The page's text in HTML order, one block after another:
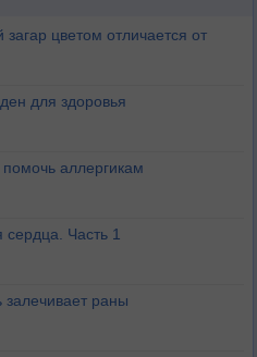
цветом отличается от
для здоровья
аллергикам
сердца. Часть 1
раны